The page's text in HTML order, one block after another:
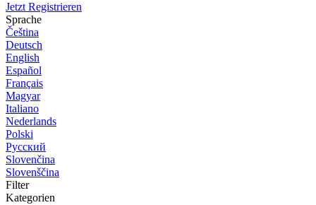
Jetzt Registrieren
Sprache
Čeština
Deutsch
English
Español
Français
Magyar
Italiano
Nederlands
Polski
Русский
Slovenčina
Slovenščina
Filter
Kategorien